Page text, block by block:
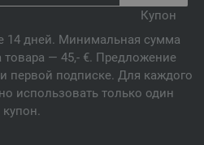
Купон
14 дней. Минимальная сумма
товара — 45,- €. Предложение
первой подписке. Для каждого
использовать только один
купон.